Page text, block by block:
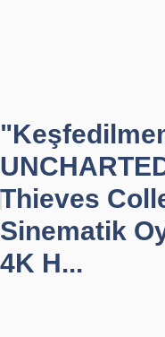
Thieves
Sinematik
4K H...